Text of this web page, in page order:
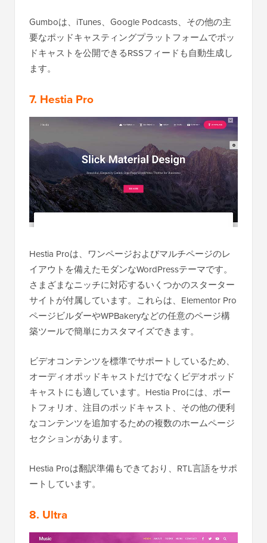
Gumboは、iTunes、Google Podcasts、その他の主
要なポッドキャスティングプラットフォームでポッ
ドキャストを公開できるRSSフィードも自動生成し
ます。
7. Hestia Pro
Hestia Proは、ワンページおよびマルチページのレ
イアウトを備えたモダンなWordPressテーマです。
さまざまなニッチに対応するいくつかのスターター
サイトが付属しています。これらは、Elementor Pro
ページビルダーやWPBakeryなどの任意のページ構
築ツールで簡単にカスタマイズできます。
ビデオコンテンツを標準でサポートしているため、
オーディオポッドキャストだけでなくビデオポッド
キャストにも適しています。Hestia Proには、ポー
トフォリオ、注目のポッドキャスト、その他の便利
なコンテンツを追加するための複数のホームページ
セクションがあります。
Hestia Proは翻訳準備もできており、RTL言語をサポ
ートしています。
8. Ultra